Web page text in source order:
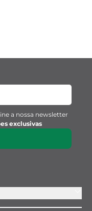
a nossa newsletter
exclusivas